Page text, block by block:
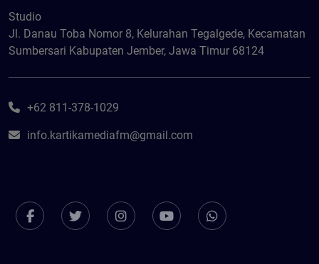
Studio
Jl. Danau Toba Nomor 8, Kelurahan Tegalgede, Kecamatan
Sumbersari Kabupaten Jember, Jawa Timur 68124
+62 811-378-1029
info.kartikamediafm@gmail.com